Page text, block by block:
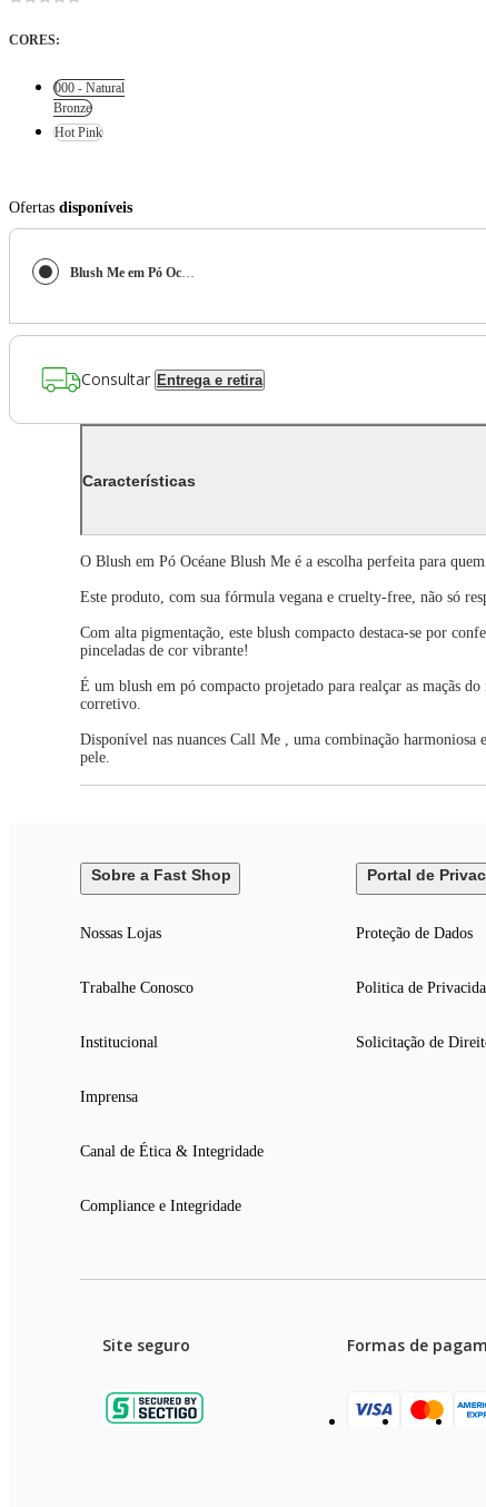
CORES:
000 - Natural
Bronze
Hot Pink
Ofertas disponíveis
Blush Me em Pó Océane
Consultar Entrega e retira
Características
O Blush em Pó Océane Blush Me é a escolha perfeita para
Este produto, com sua fórmula vegana e cruelty-free, não só
Com alta pigmentação, este blush compacto destaca-se por
pinceladas de cor vibrante!
É um blush em pó compacto projetado para realçar as maçãs
corretivo.
Disponível nas nuances Call Me , uma combinação
pele.
Sobre a Fast Shop
Nossas Lojas
Trabalhe Conosco
Institucional
Imprensa
Canal de Ética & Integridade
Compliance e Integridade
Portal de
Proteção de Dados
Politica de
Solicitação de
Site seguro Formas de